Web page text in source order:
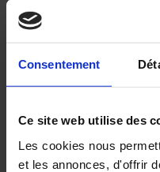
Consentement
Ce site web utilise des
Les cookies nous
et les annonces, d'offrir